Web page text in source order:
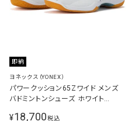
即納
ヨネックス（YONEX）
パワークッション65Zワイド メンズ
バドミントンシューズ ホワイト
¥18,700税込